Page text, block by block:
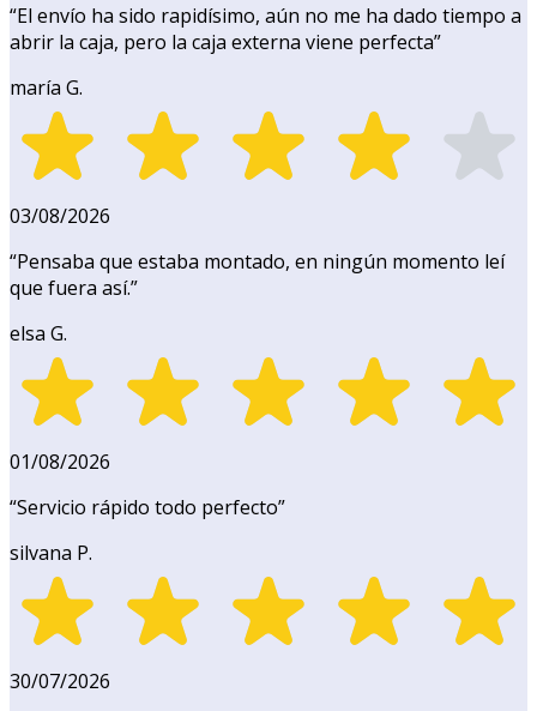
“El envío ha sido rapidísimo, aún no me ha dado tiempo a
abrir la caja, pero la caja externa viene perfecta”
maría G.
03/08/2026
“Pensaba que estaba montado, en ningún momento leí
que fuera así.”
elsa G.
01/08/2026
“Servicio rápido todo perfecto”
silvana P.
30/07/2026